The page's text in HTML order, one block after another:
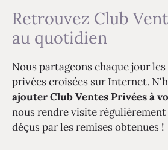
Retrouvez Club
au quotidien
Nous partageons chaque jour
privées croisées sur Internet.
ajouter Club Ventes Privées à
nous rendre visite régulièrement
déçus par les remises obtenues !